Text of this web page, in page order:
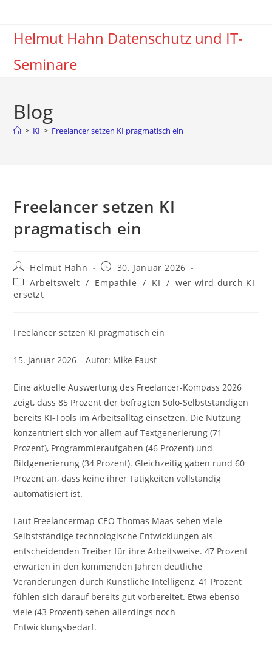
springenHelmut Hahn Datenschutz und IT-
Seminare
Blog
> KI > Freelancer setzen KI pragmatisch ein
Freelancer setzen KI
pragmatisch ein
Beitrags-
Autor:
Helmut Hahn
Beitrag
veröffentlicht:
30. Januar 2026
Beitrags-
Kategorie:
Arbeitswelt / Empathie / KI / wer wird durch KI
ersetzt
Freelancer setzen KI pragmatisch ein
15. Januar 2026 – Autor: Mike Faust
Eine aktuelle Auswertung des Freelancer-Kompass 2026
zeigt, dass 85 Prozent der befragten Solo-Selbstständigen
bereits KI-Tools im Arbeitsalltag einsetzen. Die Nutzung
konzentriert sich vor allem auf Textgenerierung (71
Prozent), Programmieraufgaben (46 Prozent) und
Bildgenerierung (34 Prozent). Gleichzeitig gaben rund 60
Prozent an, dass keine ihrer Tätigkeiten vollständig
automatisiert ist.
Laut Freelancermap-CEO Thomas Maas sehen viele
Selbstständige technologische Entwicklungen als
entscheidenden Treiber für ihre Arbeitsweise. 47 Prozent
erwarten in den kommenden Jahren deutliche
Veränderungen durch Künstliche Intelligenz, 41 Prozent
fühlen sich darauf bereits gut vorbereitet. Etwa ebenso
viele (43 Prozent) sehen allerdings noch
Entwicklungsbedarf.